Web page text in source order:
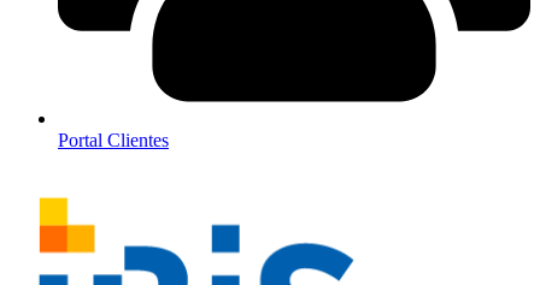
Portal Clientes